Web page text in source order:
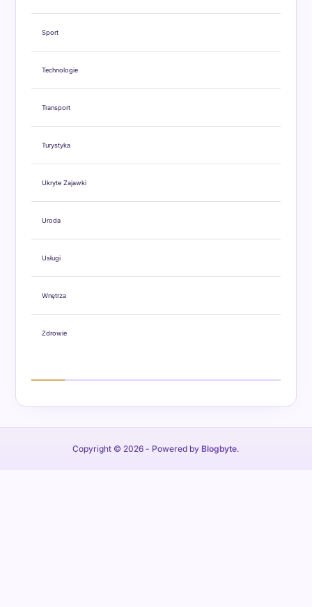
Sport
Technologie
Transport
Turystyka
Ukryte Zajawki
Uroda
Usługi
Wnętrza
Zdrowie
Copyright © 2026 - Powered by Blogbyte.